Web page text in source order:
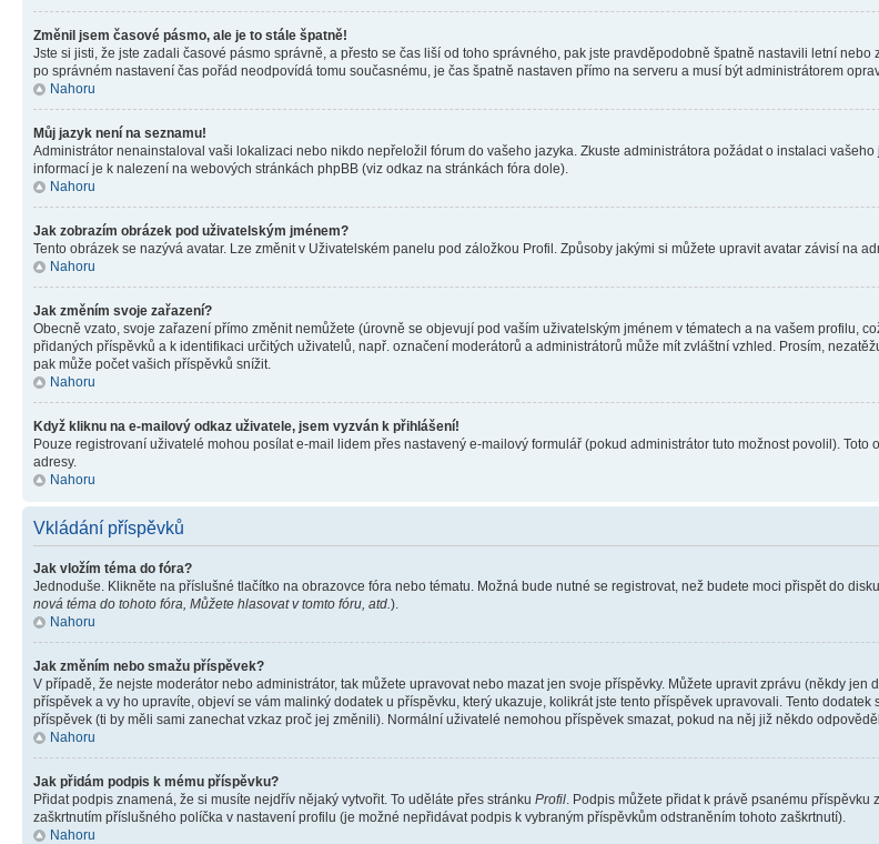
Změnil jsem časové pásmo, ale je to stále špatně!
Jste si jisti, že jste zadali časové pásmo správně, a přesto se čas liší od toho správného, pak jste pravděpodobně špatně nastavili letní
po správném nastavení čas pořád neodpovídá tomu současnému, je čas špatně nastaven přímo na serveru a musí být administrátorem
Nahoru
Můj jazyk není na seznamu!
Administrátor nenainstaloval vaši lokalizaci nebo nikdo nepřeložil fórum do vašeho jazyka. Zkuste administrátora požádat o instalaci
informací je k nalezení na webových stránkách phpBB (viz odkaz na stránkách fóra dole).
Nahoru
Jak zobrazím obrázek pod uživatelským jménem?
Tento obrázek se nazývá avatar. Lze změnit v Uživatelském panelu pod záložkou Profil. Způsoby jakými si můžete upravit avatar závisí na
Nahoru
Jak změním svoje zařazení?
Obecně vzato, svoje zařazení přímo změnit nemůžete (úrovně se objevují pod vaším uživatelským jménem v tématech a na vašem profilu,
přidaných příspěvků a k identifikaci určitých uživatelů, např. označení moderátorů a administrátorů může mít zvláštní vzhled. Prosím,
pak může počet vašich příspěvků snížit.
Nahoru
Když kliknu na e-mailový odkaz uživatele, jsem vyzván k přihlášení!
Pouze registrovaní uživatelé mohou posílat e-mail lidem přes nastavený e-mailový formulář (pokud administrátor tuto možnost povolil).
adresy.
Nahoru
Vkládání příspěvků
Jak vložím téma do fóra?
Jednoduše. Klikněte na příslušné tlačítko na obrazovce fóra nebo tématu. Možná bude nutné se registrovat, než budete moci přispět do
nová téma do tohoto fóra, Můžete hlasovat v tomto fóru, atd. ).
Nahoru
Jak změním nebo smažu příspěvek?
V případě, že nejste moderátor nebo administrátor, tak můžete upravovat nebo mazat jen svoje příspěvky. Můžete upravit zprávu (někdy
příspěvek a vy ho upravíte, objeví se vám malinký dodatek u příspěvku, který ukazuje, kolikrát jste tento příspěvek upravovali. Tento
příspěvek (ti by měli sami zanechat vzkaz proč jej změnili). Normální uživatelé nemohou příspěvek smazat, pokud na něj již někdo odpověděl.
Nahoru
Jak přidám podpis k mému příspěvku?
Přidat podpis znamená, že si musíte nejdřív nějaký vytvořit. To uděláte přes stránku Profil . Podpis můžete přidat k právě psanému příspěvku
zaškrtnutím příslušného políčka v nastavení profilu (je možné nepřidávat podpis k vybraným příspěvkům odstraněním tohoto zaškrtnutí).
Nahoru